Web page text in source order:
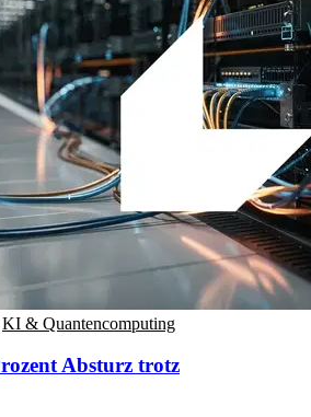
KI & Quantencomputing
Absturz trotz